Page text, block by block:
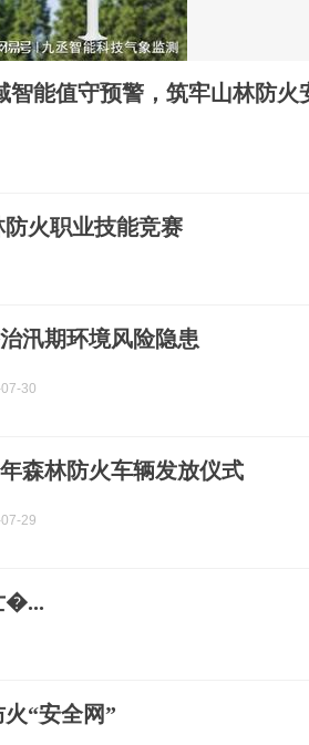
火职业技能竞赛
汛期环境风险隐患
30
森林防火车辆发放仪式
29
�...
“安全网”